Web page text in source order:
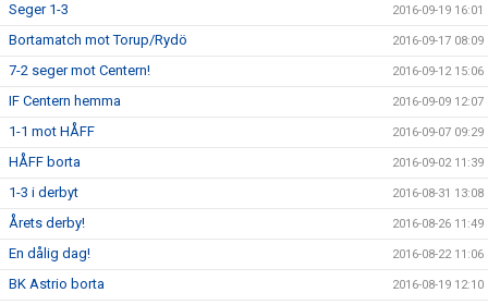
Seger 1-3 2016-09-19 16:01
Bortamatch mot Torup/Rydö 2016-09-17 08:09
7-2 seger mot Centern! 2016-09-12 15:06
IF Centern hemma 2016-09-09 12:07
1-1 mot HÅFF 2016-09-07 09:29
HÅFF borta 2016-09-02 11:39
1-3 i derbyt 2016-08-31 13:08
Årets derby! 2016-08-26 11:49
En dålig dag! 2016-08-22 11:06
BK Astrio borta 2016-08-19 12:10